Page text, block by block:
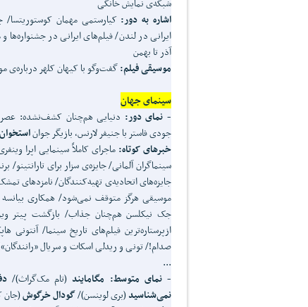
اشاره به دور: کیارستمی مهمان کوستوریتسا/
ایرانی در لندن/ فیلم‌های ایرانی در جشنواره‌ها
آذر تا بهمن
موسیقی فیلم:گفت‌وگو با کیهان کلهر درباره‌ی
سینمای جهان
- نمای دور: دنیایی هم‌چنان کشف‌نشده:
جودی فاستر با جنیفر لارنس، بازیگر جوان
خبرهای کوتاه: ماجرای کاملاً سینمایی اپرا
سینماگران آلمانی/ جایزه‌ی سزار برای تارانتینو/
جایزه‌های اتحادیه‌ی تهیه‌کنندگان/ نامزدهای
موسیقی هرگز متوقف نمی‌شود/ همکاری
جک نیکلسن هم‌چنان جذاب/ بازگشت پیتر
ازپرستاره‌ترین فیلم‌های تاریخ سینما/
صدام!/ تونی و ریدلی اسکات و سریال
...
- نمای متوسط: مگامایند (تام مک‌گراث)/
نمی‌شناسید(بری لوینسن)/گودال خرگوش(جان